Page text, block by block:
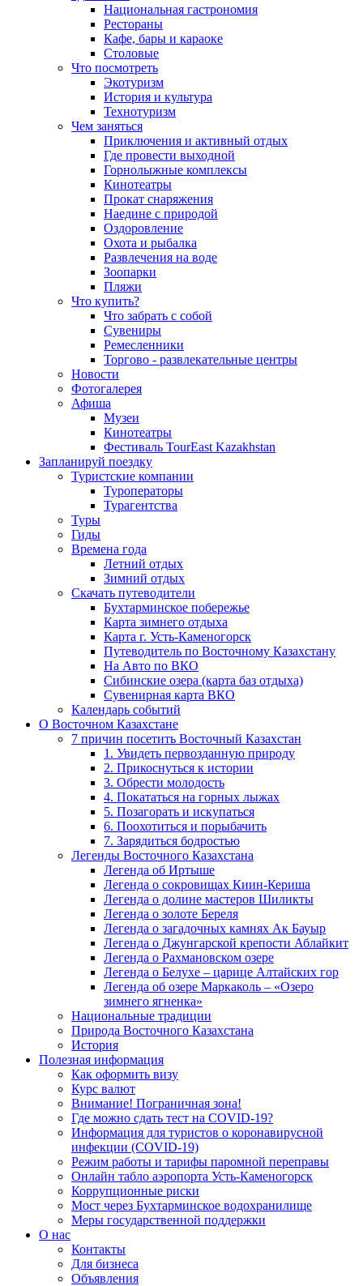
Национальная гастрономия
Рестораны
Кафе, бары и караоке
Столовые
Что посмотреть
Экотуризм
История и культура
Технотуризм
Чем заняться
Приключения и активный отдых
Где провести выходной
Горнолыжные комплексы
Кинотеатры
Прокат снаряжения
Наедине с природой
Оздоровление
Охота и рыбалка
Развлечения на воде
Зоопарки
Пляжи
Что купить?
Что забрать с собой
Сувениры
Ремесленники
Торгово - развлекательные центры
Новости
Фотогалерея
Афиша
Музеи
Кинотеатры
Фестиваль TourEast Kazakhstan
Запланируй поездку
Туристские компании
Туроператоры
Турагентства
Туры
Гиды
Времена года
Летний отдых
Зимний отдых
Скачать путеводители
Бухтарминское побережье
Карта зимнего отдыха
Карта г. Усть-Каменогорск
Путеводитель по Восточному Казахстану
На Авто по ВКО
Сибинские озера (карта баз отдыха)
Сувенирная карта ВКО
Календарь событий
О Восточном Казахстане
7 причин посетить Восточный Казахстан
1. Увидеть первозданную природу
2. Прикоснуться к истории
3. Обрести молодость
4. Покататься на горных лыжах
5. Позагорать и искупаться
6. Поохотиться и порыбачить
7. Зарядиться бодростью
Легенды Восточного Казахстана
Легенда об Иртыше
Легенда о сокровищах Киин-Кериша
Легенда о долине мастеров Шиликты
Легенда о золоте Береля
Легенда о загадочных камнях Ак Бауыр
Легенда о Джунгарской крепости Аблайкит
Легенда о Рахмановском озере
Легенда о Белухе – царице Алтайских гор
Легенда об озере Маркаколь – «Озеро
зимнего ягненка»
Национальные традиции
Природа Восточного Казахстана
История
Полезная информация
Как оформить визу
Курс валют
Внимание! Пограничная зона!
Где можно сдать тест на COVID-19?
Информация для туристов о коронавирусной
инфекции (COVID-19)
Режим работы и тарифы паромной переправы
Онлайн табло аэропорта Усть-Каменогорск
Коррупционные риски
Мост через Бухтарминское водохранилище
Меры государственной поддержки
О нас
Контакты
Для бизнеса
Объявления